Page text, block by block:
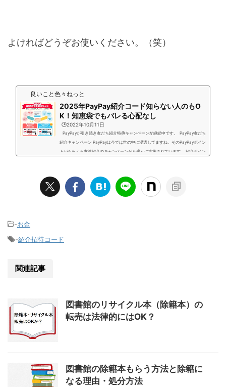
よければどうぞお使いください。（笑）
良いこと色々ねっと
2025年PayPay紹介コード知らない人のもO
K！知恵袋でもバレる心配なし
🕒️2022年10月11日
PayPayが引き続き友だち紹介特典キャンペーンが継続中です。 PayPay友だち
紹介キャンペーン PayPayは今では世の中に浸透してますね。そのPayPayポイン
トがもらえる友達紹介のキャンペーンがも盛んに実施されています。 紹介ポイン
82PYJ 」よければどうぞお使いください。 しかし 知恵袋や掲示板などネット
上の知らない人のPayPay紹...
-お金
-紹介招待コード
関連記事
図書館のリサイクル本（除籍本）の
転売は法律的にはOK？
図書館の除籍本もらう方法と除籍に
なる理由・処分方法